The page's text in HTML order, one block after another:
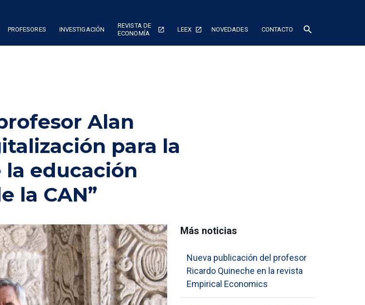
PROFESORES INVESTIGACIÓN
REVISTA DE
ECONOMÍA
LEEX NOVEDADES CONTACTO search
Alan
para la
educación
la CAN”
Más noticias
Nueva publicación del profesor
Ricardo Quineche en la revista
Empirical Economics